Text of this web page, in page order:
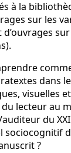
à la
sur les
dans
visuelles
lecteur au
du
sociocognitif
?